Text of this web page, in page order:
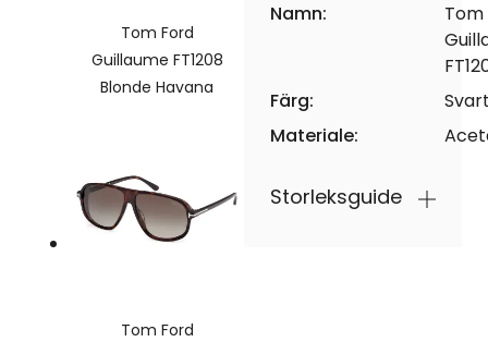
Tom Ford
Guillaume FT1208
Blonde Havana
Tom Ford
Namn:
Färg:
Materiale:
Storleksguide